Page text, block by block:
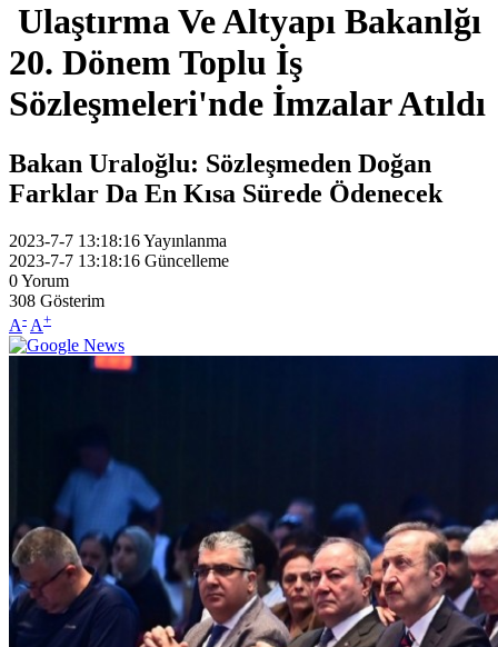
Ulaştırma Ve Altyapı Bakanlğı
20. Dönem Toplu İş
Sözleşmeleri'nde İmzalar Atıldı
Bakan Uraloğlu: Sözleşmeden Doğan
Farklar Da En Kısa Sürede Ödenecek
2023-7-7 13:18:16Yayınlanma
2023-7-7 13:18:16 Güncelleme
0Yorum
308 Gösterim
A- A+